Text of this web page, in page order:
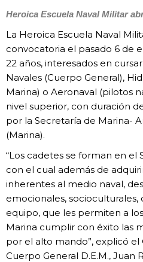
Heroica Escuela Naval Militar
La Heroica Escuela Naval
convocatoria el pasado 6 de
22 años, interesados en
Navales (Cuerpo General),
Marina) o Aeronaval (pilotos
nivel superior, con duración
por la Secretaría de Marina-
(Marina).
“Los cadetes se forman en el
con el cual además de
inherentes al medio naval,
emocionales, socioculturales,
equipo, que les permiten a
Marina cumplir con éxito las
por el alto mando”, explicó el
Cuerpo General D.E.M., Juan